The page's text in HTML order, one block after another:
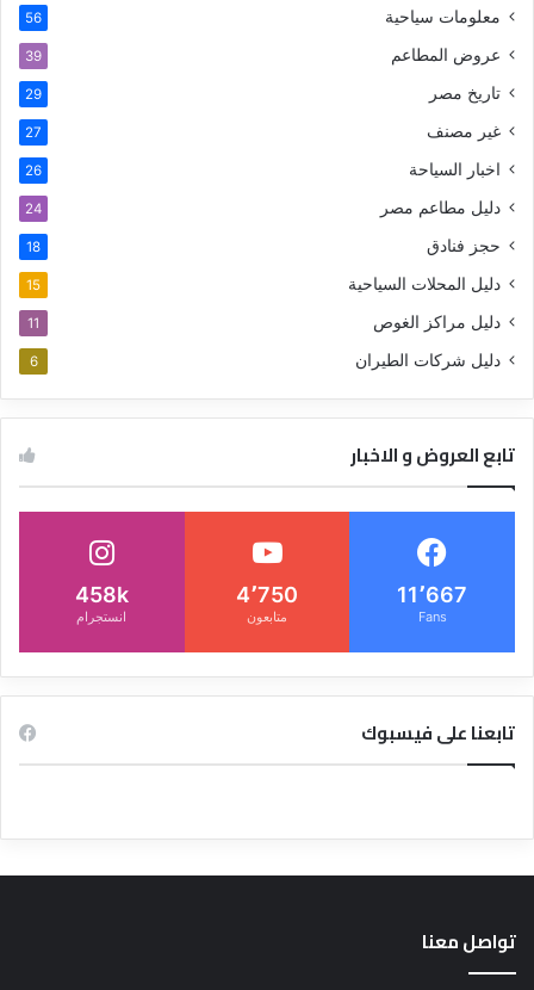
معلومات سياحية 56
عروض المطاعم 39
تاريخ مصر 29
غير مصنف 27
اخبار السياحة 26
دليل مطاعم مصر 24
حجز فنادق 18
دليل المحلات السياحية 15
دليل مراكز الغوص 11
دليل شركات الطيران 6
تابع العروض و الاخبار
11٬667
Fans
4٬750
متابعون
458k
انستجرام
تابعنا على فيسبوك
تواصل معنا